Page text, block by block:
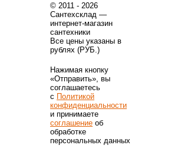
© 2011 - 2026
Сантехсклад —
интернет-магазин
сантехники
Все цены указаны в
рублях (РУБ.)
Нажимая кнопку
«Отправить», вы
соглашаетесь
с Политикой
конфиденциальности
и принимаете
соглашениеоб
обработке
персональных данных